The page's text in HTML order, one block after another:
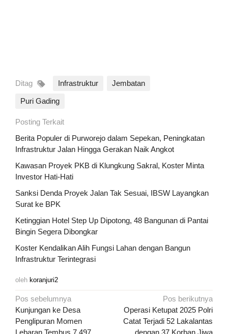
Ditag Infrastruktur Jembatan
Puri Gading
Posting Terkait
Berita Populer di Purworejo dalam Sepekan, Peningkatan
Infrastruktur Jalan Hingga Gerakan Naik Angkot
Kawasan Proyek PKB di Klungkung Sakral, Koster Minta
Investor Hati-Hati
Sanksi Denda Proyek Jalan Tak Sesuai, IBSW Layangkan
Surat ke BPK
Ketinggian Hotel Step Up Dipotong, 48 Bangunan di Pantai
Bingin Segera Dibongkar
Koster Kendalikan Alih Fungsi Lahan dengan Bangun
Infrastruktur Terintegrasi
oleh koranjuri2
Navigasi
pos
Pos sebelumnya
Kunjungan ke Desa
Penglipuran Momen
Pos berikutnya
Operasi Ketupat 2025 Polri
Catat Terjadi 52 Lakalantas